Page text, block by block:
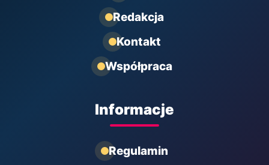
Redakcja
Kontakt
Współpraca
Informacje
Regulamin